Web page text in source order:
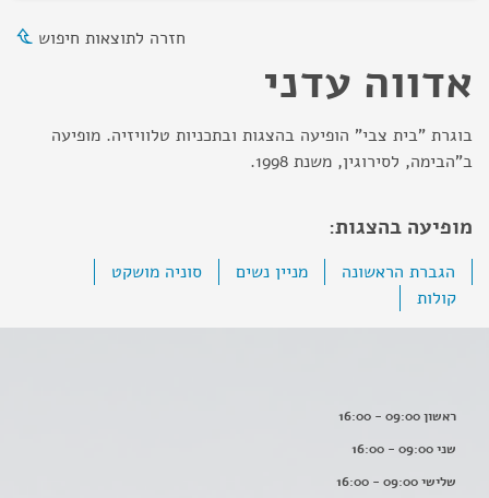
חזרה לתוצאות חיפוש
אדווה עדני
בוגרת "בית צבי" הופיעה בהצגות ובתכניות טלוויזיה. מופיעה
ב"הבימה, לסירוגין, משנת 1998.
מופיעה בהצגות:
הגברת הראשונה מניין נשים
סוניה מושקט
קולות
ראשון 09:00 - 16:00
שני 09:00 - 16:00
שלישי 09:00 - 16:00